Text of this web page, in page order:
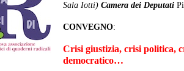
Sala Iotti) Camera dei Deputati
CONVEGNO:
Crisi giustizia, crisi politica,
democratico…